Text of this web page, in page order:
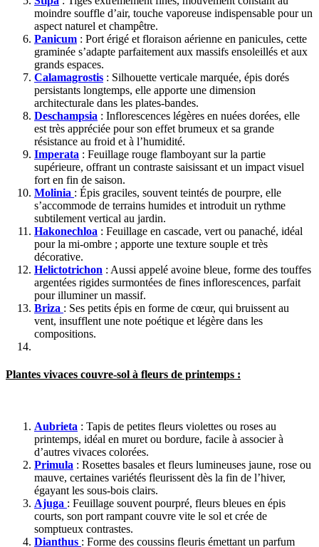
moindre souffle d’air, touche vaporeuse indispensable pour un
aspect naturel et champêtre.
Panicum : Port érigé et floraison aérienne en panicules, cette
graminée s’adapte parfaitement aux massifs ensoleillés et aux
grands espaces.
Calamagrostis : Silhouette verticale marquée, épis dorés
persistants longtemps, elle apporte une dimension
architecturale dans les plates-bandes.
Deschampsia : Inflorescences légères en nuées dorées, elle
est très appréciée pour son effet brumeux et sa grande
résistance au froid et à l’humidité.
Imperata : Feuillage rouge flamboyant sur la partie
supérieure, offrant un contraste saisissant et un impact visuel
fort en fin de saison.
Molinia : Épis graciles, souvent teintés de pourpre, elle
s’accommode de terrains humides et introduit un rythme
subtilement vertical au jardin.
Hakonechloa : Feuillage en cascade, vert ou panaché, idéal
pour la mi-ombre ; apporte une texture souple et très
décorative.
Helictotrichon : Aussi appelé avoine bleue, forme des touffes
argentées rigides surmontées de fines inflorescences, parfait
pour illuminer un massif.
Briza : Ses petits épis en forme de cœur, qui bruissent au
vent, insufflent une note poétique et légère dans les
compositions.
Plantes vivaces couvre-sol à fleurs de printemps :
Aubrieta : Tapis de petites fleurs violettes ou roses au
printemps, idéal en muret ou bordure, facile à associer à
d’autres vivaces colorées.
Primula : Rosettes basales et fleurs lumineuses jaune, rose ou
mauve, certaines variétés fleurissent dès la fin de l’hiver,
égayant les sous-bois clairs.
Ajuga : Feuillage souvent pourpré, fleurs bleues en épis
courts, son port rampant couvre vite le sol et crée de
somptueux contrastes.
Dianthus : Forme des coussins fleuris émettant un parfum